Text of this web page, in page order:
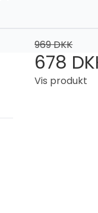
969 DKK
678
Vis produkt